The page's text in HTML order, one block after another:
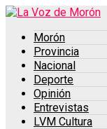
Morón
Provincia
Nacional
Deporte
Opinión
Entrevistas
LVM Cultura